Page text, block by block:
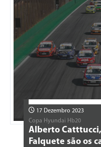
17 Dezembro 2023
Copa Hyundai Hb20
Alberto
Falquete são os